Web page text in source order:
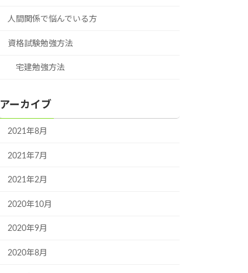
人間関係で悩んでいる方
資格試験勉強方法
宅建勉強方法
アーカイブ
2021年8月
2021年7月
2021年2月
2020年10月
2020年9月
2020年8月